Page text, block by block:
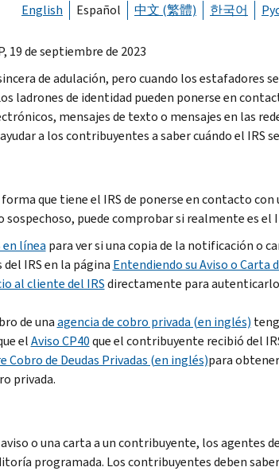
English Español 中文 (繁體) 한국어
19 de septiembre de 2023
de adulación, pero cuando los estafadores
ladrones de identidad pueden ponerse en
mensajes de texto o mensajes en las
a los contribuyentes a saber cuándo el IRS
que tiene el IRS de ponerse en contacto
puede comprobar si realmente es el
en línea para ver si una copia de la notificación o
IRS en la página Entendiendo su Aviso o Carta
al cliente del IRSdirectamente para
de unaagencia de cobro privada (en inglés)
elAviso CP40que el contribuyente recibió del
Cobro de Deudas Privadas (en inglés)para
privada.
o una carta a un contribuyente, los agentes
programada. Los contribuyentes deben